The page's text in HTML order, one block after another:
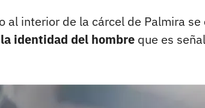
al interior de la cárcel de Palmira se
identidad del hombre que es